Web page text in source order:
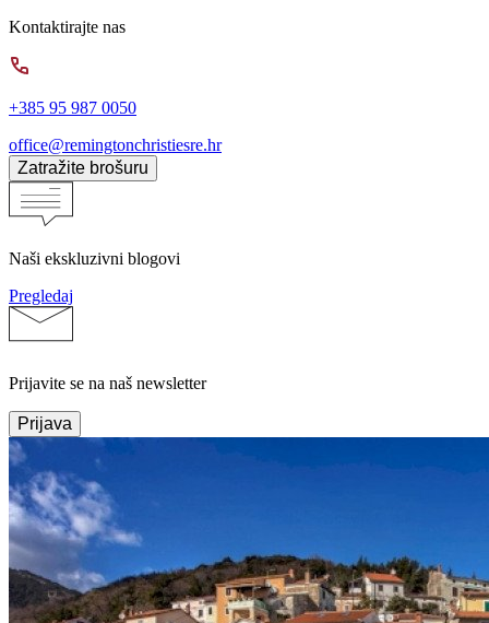
Kontaktirajte nas
+385 95 987 0050
office@remingtonchristiesre.hr
Zatražite brošuru
Naši ekskluzivni blogovi
Pregledaj
Prijavite se na naš newsletter
Prijava